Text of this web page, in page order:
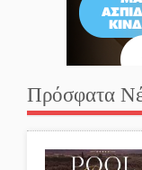
Πρόσφατα